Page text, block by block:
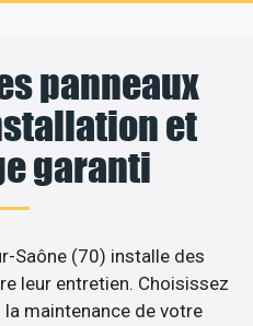
panneaux
et
garanti
Saône (70) installe des
leur entretien. Choisissez
maintenance de votre